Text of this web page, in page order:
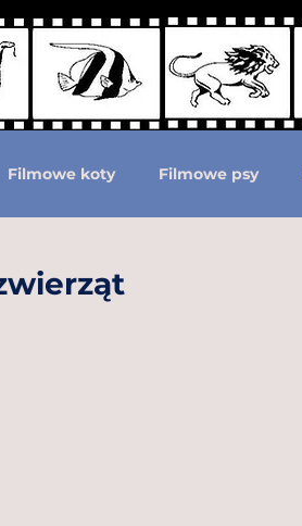
Filmowe koty Filmowe psy